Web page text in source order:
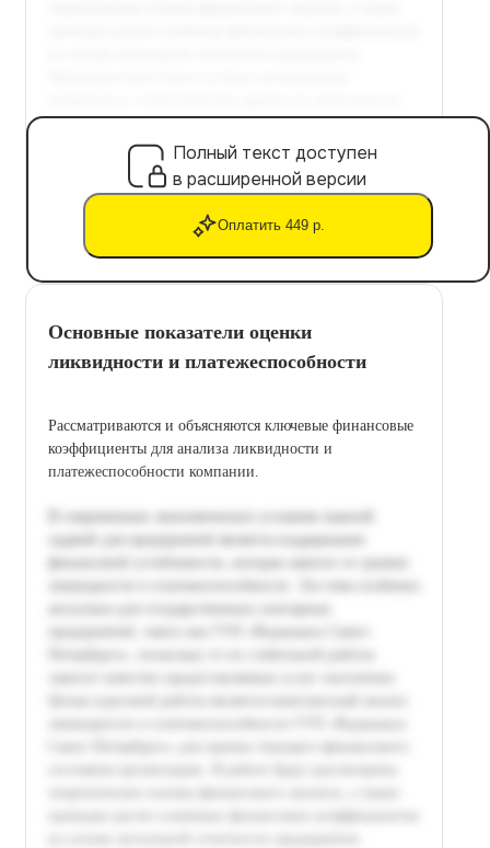
Полный текст доступен
в расширенной версии
Оплатить 449 р.
Основные показатели оценки
ликвидности и платежеспособности
Рассматриваются и объясняются ключевые финансовые
коэффициенты для анализа ликвидности и
платежеспособности компании.